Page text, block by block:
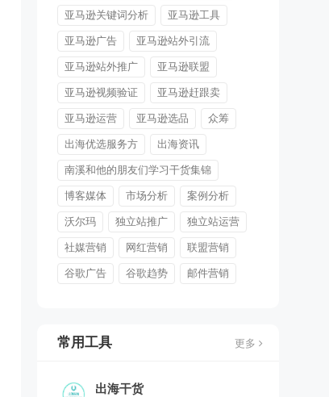
亚马逊关键词分析 亚马逊工具
亚马逊广告 亚马逊站外引流
亚马逊站外推广 亚马逊联盟
亚马逊视频验证 亚马逊赶跟卖
亚马逊运营 亚马逊选品 众筹
出海优选服务方 出海资讯
南溪和他的朋友们学习干货集锦
博客媒体 市场分析 案例分析
沃尔玛 独立站推广 独立站运营
社媒营销 网红营销 联盟营销
谷歌广告 谷歌趋势 邮件营销
常用工具 更多
出海干货